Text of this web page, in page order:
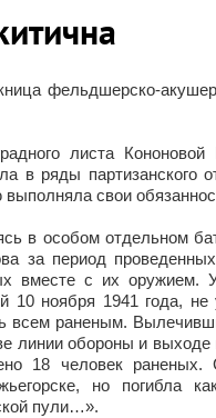
фельдшерско-
листа
в ряды
выполняла свои
в особом отдельном
за период
вместе с их оружием.
10 ноября 1941 года,
всем раненым.
линии обороны и выходе
18 человек раненых.
но погибла
пули…».